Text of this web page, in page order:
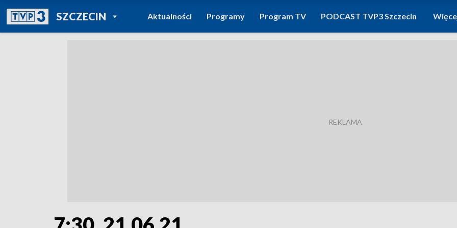
SZCZECINPOWRÓT DO
TVP REGIONY
Aktualności Programy Program TV PODCAST TVP3 Szczecin